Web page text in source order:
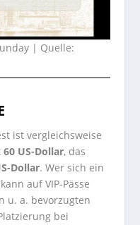
| Quelle:
ist vergleichsweise
60 US-Dollar, das
Dollar. Wer sich ein
auf VIP-Pässe
u. a. bevorzugten
bei